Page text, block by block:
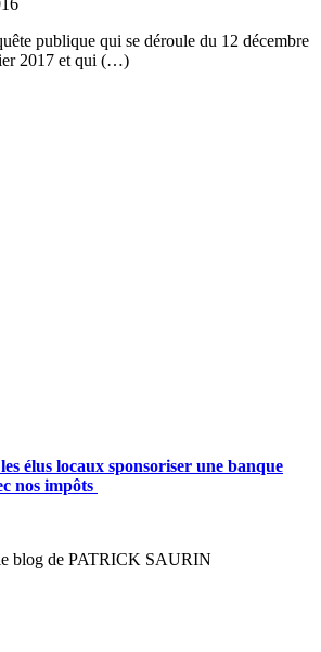
publique qui se déroule du 12 décembre
2017 et qui (…)
élus locaux sponsoriser une banque
nos impôts
blog de PATRICK SAURIN